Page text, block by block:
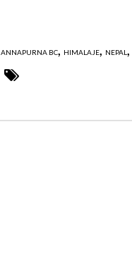
ANNAPURNA BC, HIMALAJE, NEPAL ,